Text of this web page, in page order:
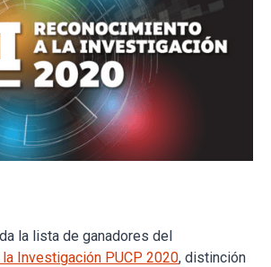
la lista de ganadores del
Investigación PUCP 2020, distinción